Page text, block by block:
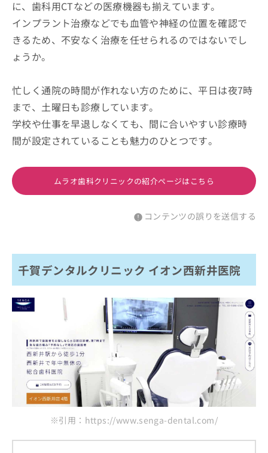
に、歯科用CTなどの医療機器も揃えています。
インプラント治療などでも血管や神経の位置を確認で
きるため、不安なく治療を任せられるのではないでし
ょうか。
忙しく通院の時間が作れない方のために、平日は夜7時
まで、土曜日も診療しています。
学校や仕事を早退しなくても、間に合いやすい診療時
間が設定されていることも魅力のひとつです。
ムラオ歯科クリニックの紹介ページはこちら
コンテンツの誤りを送信する
千賀デンタルクリニック イオン西新井医院
※引用：https://www.senga-dental.com/